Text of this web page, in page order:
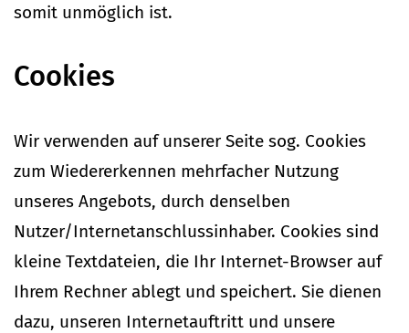
somit unmöglich ist.
Cookies
Wir ver­wenden auf unserer Seite sog. Cookies
zum Wie­der­erkennen mehr­facher Nutzung
unseres Angebots, durch den­selben
Nutzer/Internetanschlussinhaber. Cookies sind
kleine Text­da­teien, die Ihr Internet-Browser auf
Ihrem Rechner ablegt und spei­chert. Sie dienen
dazu, unseren Inter­net­auf­tritt und unsere